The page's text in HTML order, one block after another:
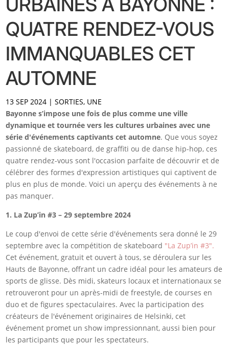
QUATRE RENDEZ-VOUS
IMMANQUABLES CET
AUTOMNE
13 SEP 2024 |SORTIES, UNE
Bayonne s’impose une fois de plus comme une ville
dynamique et tournée vers les cultures urbaines avec une
série d'événements captivants cet automne. Que vous soyez
passionné de skateboard, de graffiti ou de danse hip-hop, ces
quatre rendez-vous sont l'occasion parfaite de découvrir et de
célébrer des formes d'expression artistiques qui captivent de
plus en plus de monde. Voici un aperçu des événements à ne
pas manquer.
1. La Zup’in #3 – 29 septembre 2024
Le coup d'envoi de cette série d'événements sera donné le 29
septembre avec la compétition de skateboard "La Zup’in #3".
Cet événement, gratuit et ouvert à tous, se déroulera sur les
Hauts de Bayonne, offrant un cadre idéal pour les amateurs de
sports de glisse. Dès midi, skateurs locaux et internationaux se
retrouveront pour un après-midi de freestyle, de courses en
duo et de figures spectaculaires. Avec la participation des
créateurs de l'événement originaires de Helsinki, cet
événement promet un show impressionnant, aussi bien pour
les participants que pour les spectateurs.